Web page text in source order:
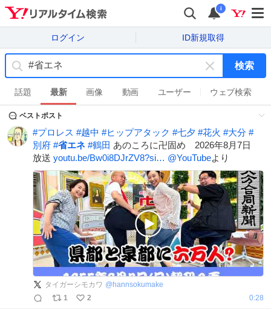
i
ログイン ID新規取得
キ
ー
ワ
ド
を
消
す
検索
話題 最新 画像 動画 ユーザー ウェブ検索
ベストポスト
#プロレス #越中 #ヒップアタック #七夕 #花火 #大分 #
別府 #省エネ #鶴田 あのころに卍固め 2026年8月7日
放送 youtu.be/Bw0i8DJrZV8?si… @YouTubeより
タイガーシモカワ @ hannsokumake
1
2 0:28